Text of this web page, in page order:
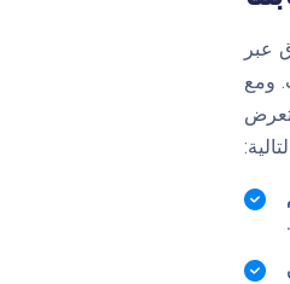
عبر
ومع